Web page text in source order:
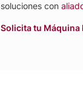
soluciones con
Solicita tu Máquina